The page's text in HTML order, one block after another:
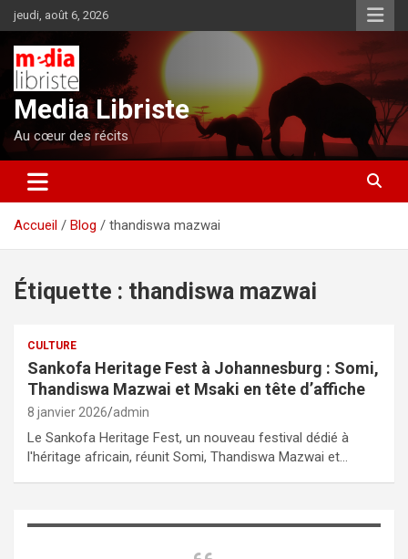
Aller
au
contenu
jeudi, août 6, 2026
Media Libriste
Au cœur des récits
Accueil Blog thandiswa mazwai
Étiquette : thandiswa mazwai
CULTURE
Sankofa Heritage Fest à Johannesburg : Somi,
Thandiswa Mazwai et Msaki en tête d’affiche
8 janvier 2026 admin
Le Sankofa Heritage Fest, un nouveau festival dédié à
l'héritage africain, réunit Somi, Thandiswa Mazwai et…